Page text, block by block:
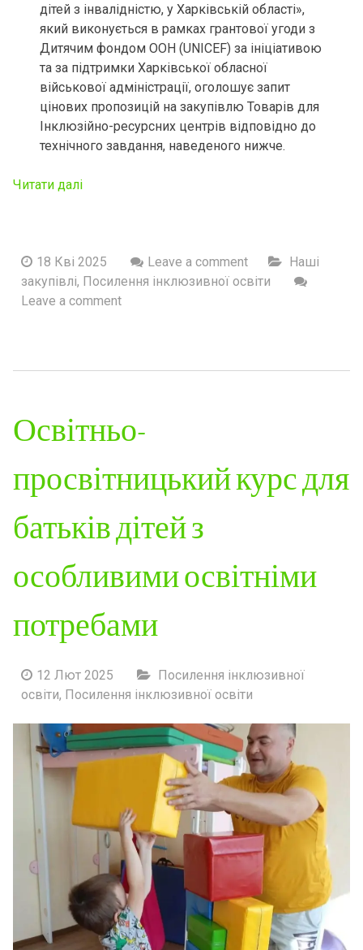
дітей з інвалідністю, у Харківській області»,
який виконується в рамках грантової угоди з
Дитячим фондом ООН (UNICEF) за ініціативою
та за підтримки Харківської обласної
військової адміністрації, оголошує запит
цінових пропозицій на закупівлю Товарів для
Інклюзійно-ресурсних центрів відповідно до
технічного завдання, наведеного нижче.
Читати далі
18 Кві 2025 Leave a comment
Наші
закупівлі, Посилення інклюзивної освіти
Leave a comment
Освітньо-
просвітницький курс для
батьків дітей з
особливими освітніми
потребами
12 Лют 2025
Посилення інклюзивної
освіти, Посилення інклюзивної освіти